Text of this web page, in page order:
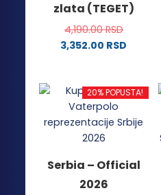
zlata (TEGET)
4,190.00RSD
3,352.00 RSD
ima
više
varijanti.
Opcije
biti
izabrane
20% POPUSTA!
Serbia – Official
2026